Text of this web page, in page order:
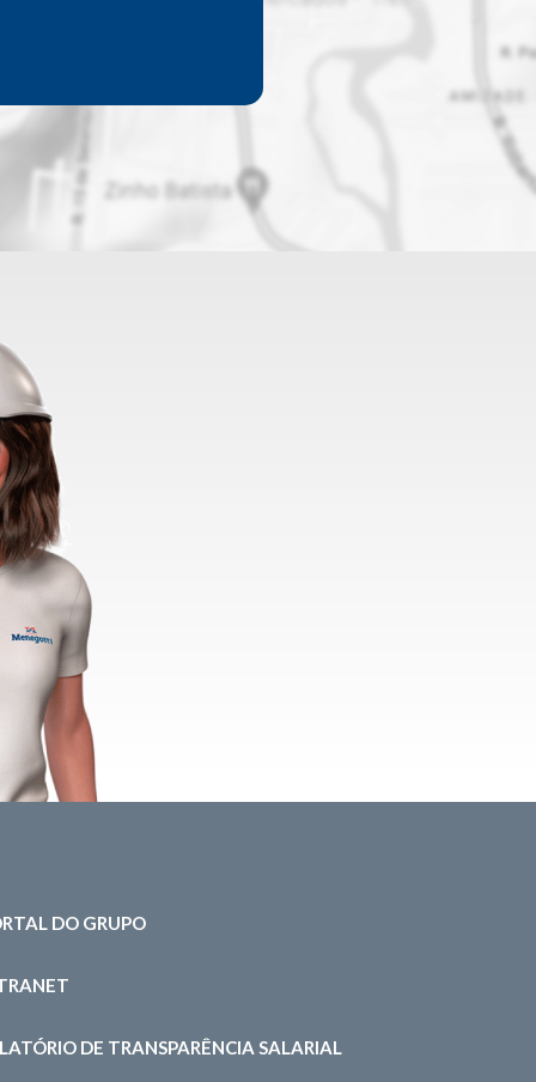
DO GRUPO
DE TRANSPARÊNCIA SALARIAL